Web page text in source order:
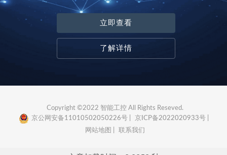
立即查看
了解详情
Copyright ©2022 智能工控 All Rights Reseved.
京公网安备11010502050226号 |
京ICP备2022020933号 |
网站地图 |
联系我们